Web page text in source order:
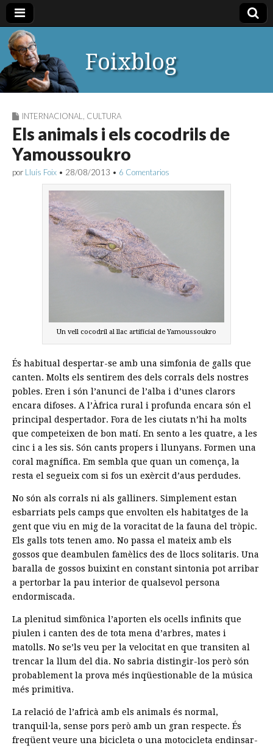
Foixblog
INTERNACIONAL CULTURA
Els animals i els cocodrils de
Yamoussoukro
por Lluís Foix • 28/08/2013 • 6 Comentarios
Un vell cocodril al llac artificial de Yamoussoukro
És habitual despertar-se amb una simfonia de galls que
canten. Molts els sentirem des dels corrals dels nostres
pobles. Eren i són l’anunci de l’alba i d’unes clarors
encara difoses. A l’Àfrica rural i profunda encara són el
principal despertador. Fora de les ciutats n’hi ha molts
que competeixen de bon matí. En sento a les quatre, a les
cinc i a les sis. Són cants propers i llunyans. Formen una
coral magnífica. Em sembla que quan un comença, la
resta el segueix com si fos un exèrcit d’aus perdudes.
No són als corrals ni als galliners. Simplement estan
esbarriats pels camps que envolten els habitatges de la
gent que viu en mig de la voracitat de la fauna del tròpic.
Els galls tots tenen amo. No passa el mateix amb els
gossos que deambulen famèlics des de llocs solitaris. Una
baralla de gossos buixint en constant sintonia pot arribar
a pertorbar la pau interior de qualsevol persona
endormiscada.
La plenitud simfònica l’aporten els ocells infinits que
piulen i canten des de tota mena d’arbres, mates i
matolls. No se’ls veu per la velocitat en que transiten al
trencar la llum del dia. No sabria distingir-los però són
probablement la prova més inqüestionable de la música
més primitiva.
La relació de l’africà amb els animals és normal,
tranquil·la, sense pors però amb un gran respecte. És
freqüent veure una bicicleta o una motocicleta endinsar-